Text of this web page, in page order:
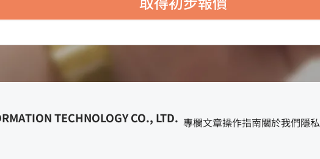
TECHNOLOGY CO., LTD. 專欄文章操作指南關於我們隱